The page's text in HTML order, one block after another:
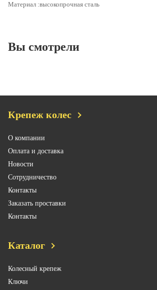
Материал :высокопрочная сталь
Вы смотрели
Крепеж колес
О компании
Оплата и доставка
Новости
Сотрудничество
Контакты
Заказать проставки
Контакты
Каталог
Колесный крепеж
Ключи